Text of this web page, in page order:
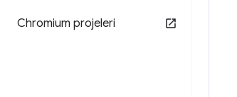
Chromium projeleri